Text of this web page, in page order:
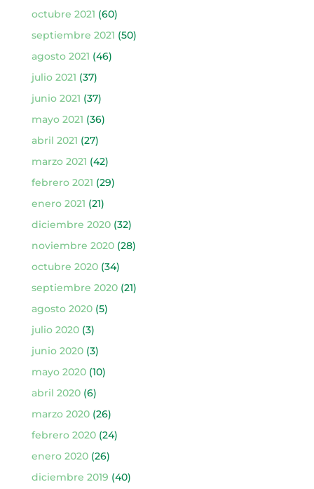
octubre 2021 (60)
septiembre 2021 (50)
agosto 2021 (46)
julio 2021 (37)
junio 2021 (37)
mayo 2021 (36)
abril 2021 (27)
marzo 2021 (42)
febrero 2021 (29)
enero 2021 (21)
diciembre 2020(32)
noviembre 2020(28)
octubre 2020(34)
septiembre 2020(21)
agosto 2020(5)
julio 2020(3)
junio 2020(3)
mayo 2020(10)
abril 2020(6)
marzo 2020(26)
febrero 2020(24)
enero 2020(26)
diciembre 2019 (40)